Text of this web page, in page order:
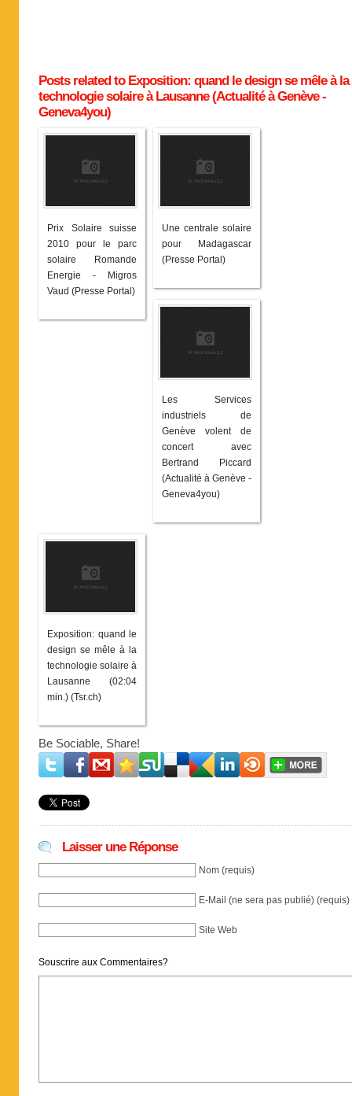
Posts related to Exposition: quand le design se mêle à la
technologie solaire à Lausanne (Actualité à Genève -
Geneva4you)
Prix Solaire suisse
2010 pour le parc
solaire Romande
Energie - Migros
Vaud (Presse Portal)
Une centrale solaire
pour Madagascar
(Presse Portal)
Les Services
industriels de
Genève volent de
concert avec
Bertrand Piccard
(Actualité à Genève -
Geneva4you)
Exposition: quand le
design se mêle à la
technologie solaire à
Lausanne (02:04
min.) (Tsr.ch)
Be Sociable, Share!
Laisser une Réponse
Nom (requis)
E-Mail (ne sera pas publié) (requis)
Site Web
Souscrire aux Commentaires?